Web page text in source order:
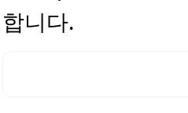
합니다.